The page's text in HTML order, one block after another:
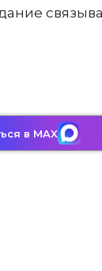
в MAX